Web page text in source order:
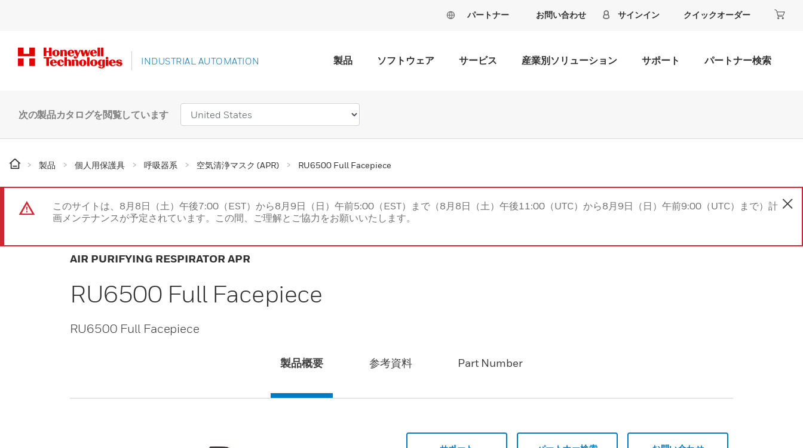
パートナー お問い合わせ サインイン クイックオーダー
INDUSTRIAL AUTOMATION 製品 ソフトウェア サービス 産業別ソリューション サポート パートナー検索
次の製品カタログを閲覧しています
製品 個人用保護具 呼吸器系 空気清浄マスク (APR) RU6500 Full Facepiece
このサイトは、8月8日（土）午後7:00（EST）から8月9日（日）午前5:00（EST）まで（8月8日（土）午後11:00（UTC）から8月9日（日）午前9:00（UTC）まで）計
画メンテナンスが予定されています。この間、ご理解とご協力をお願いいたします。
AIR PURIFYING RESPIRATOR APR
RU6500 Full Facepiece
RU6500 Full Facepiece
製品概要 参考資料 Part Number